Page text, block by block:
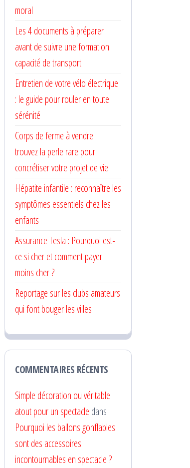
moral
Les 4 documents à préparer
avant de suivre une formation
capacité de transport
Entretien de votre vélo électrique
: le guide pour rouler en toute
sérénité
Corps de ferme à vendre :
trouvez la perle rare pour
concrétiser votre projet de vie
Hépatite infantile : reconnaître les
symptômes essentiels chez les
enfants
Assurance Tesla : Pourquoi est-
ce si cher et comment payer
moins cher ?
Reportage sur les clubs amateurs
qui font bouger les villes
COMMENTAIRES RÉCENTS
Simple décoration ou véritable
atout pour un spectacle dans
Pourquoi les ballons gonflables
sont des accessoires
incontournables en spectacle ?